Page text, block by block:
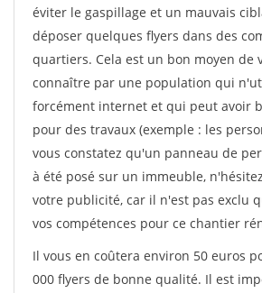
éviter le gaspillage et un mauvais
déposer quelques flyers dans des
quartiers. Cela est un bon moyen de
connaître par une population qui
forcément internet et qui peut avoir
pour des travaux (exemple : les
vous constatez qu'un panneau de
à été posé sur un immeuble,
votre publicité, car il n'est pas exclu
vos compétences pour ce chantier
Il vous en coûtera environ 50 euros
000 flyers de bonne qualité. Il est